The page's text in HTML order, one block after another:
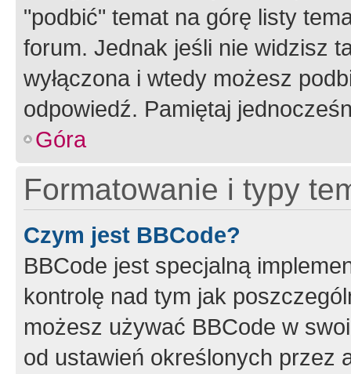
"podbić" temat na górę listy
forum. Jednak jeśli nie widzisz
wyłączona i wtedy możesz
odpowiedź. Pamiętaj
Góra
Formatowanie i typy
Czym jest BBCode?
BBCode jest specjalną
kontrolę nad tym jak
możesz używać BBCode w
od ustawień określonych przez